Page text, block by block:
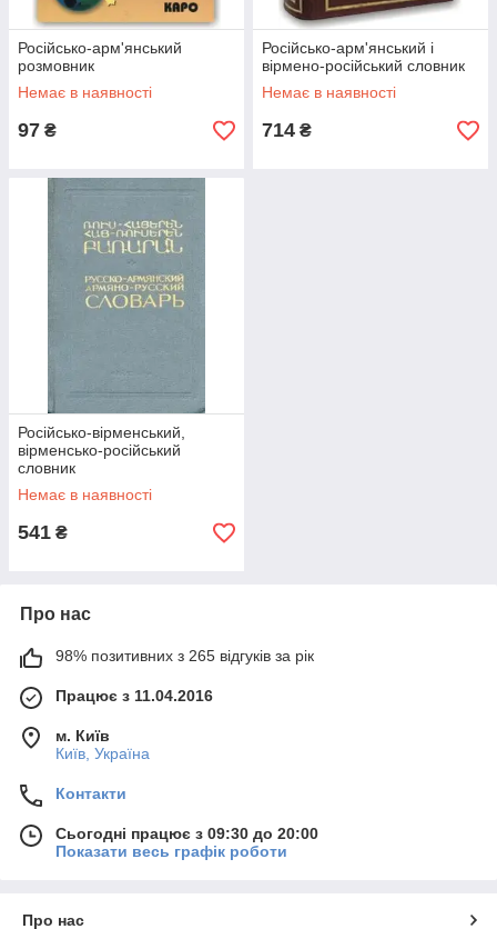
Російсько-арм'янський
розмовник
Немає в наявності
97 ₴
Російсько-арм'янський і
вірмено-російський словник
Немає в наявності
714 ₴
Російсько-вірменський,
вірменсько-російський
словник
Немає в наявності
541 ₴
Про нас
98% позитивних з 265 відгуків за рік
Працює з 11.04.2016
м. Київ
Київ, Україна
Контакти
Сьогодні працює з 09:30 до 20:00
Показати весь графік роботи
Про нас